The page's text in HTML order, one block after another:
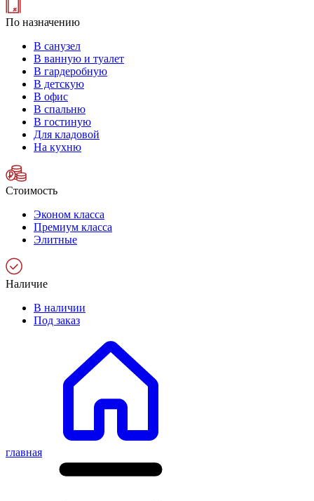
По назначению
В санузел
В ванную и туалет
В гардеробную
В детскую
В офис
В спальню
В гостиную
Для кладовой
На кухню
Стоимость
Эконом класса
Премиум класса
Элитные
Наличие
В наличии
Под заказ
главная